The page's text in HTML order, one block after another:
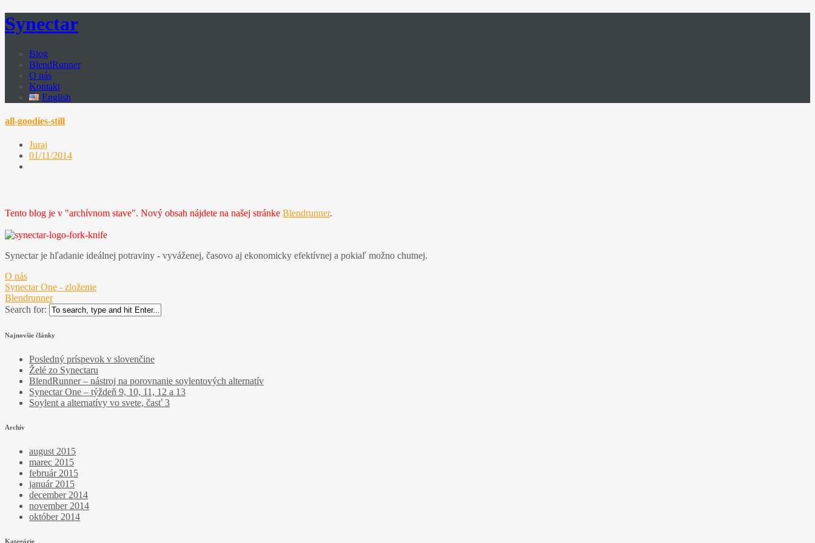
Synectar
Blog
BlendRunner
O nás
Kontakt
English
all-goodies-still
Juraj
01/11/2014
Tento blog je v "archívnom stave". Nový obsah nájdete na našej stránke Blendrunner.
Synectar je hľadanie ideálnej potraviny - vyváženej, časovo aj ekonomicky efektívnej a pokiaľ možno chutnej.
O nás
Synectar One - zloženie
Blendrunner
Search for:
Najnovšie články
Posledný príspevok v slovenčine
Želé zo Synectaru
BlendRunner – nástroj na porovnanie soylentových alternatív
Synectar One – týždeň 9, 10, 11, 12 a 13
Soylent a alternatívy vo svete, časť 3
Archív
august 2015
marec 2015
február 2015
január 2015
december 2014
november 2014
október 2014
Kategórie